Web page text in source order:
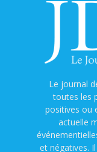
Le journal
toutes les
positives ou
actuelle
et négatives.